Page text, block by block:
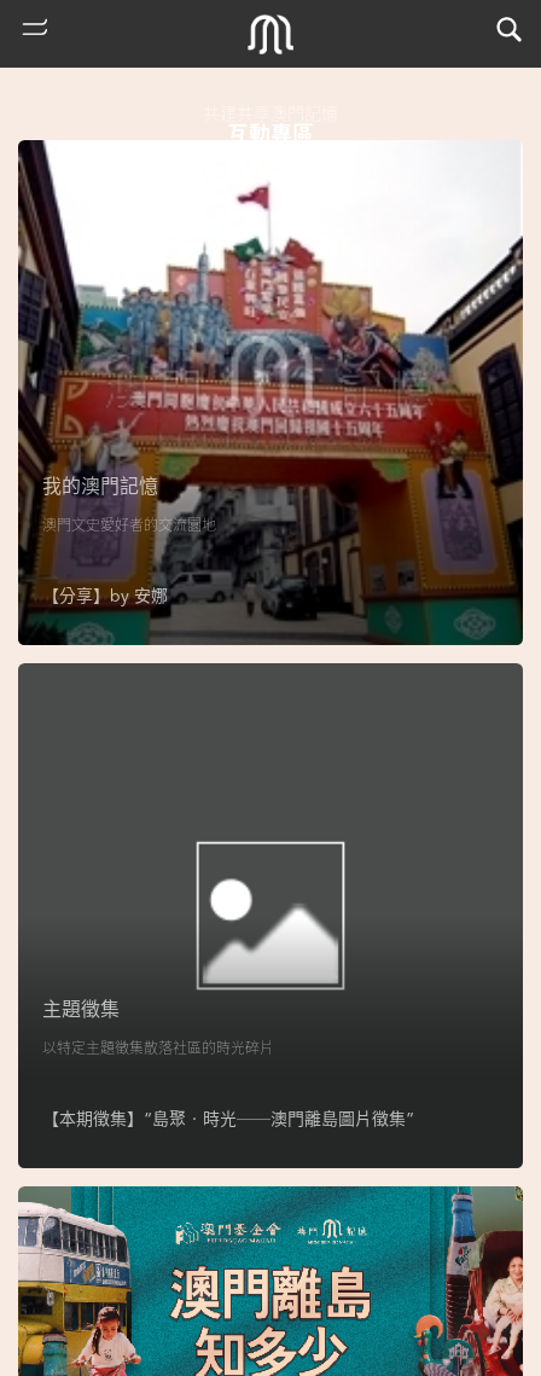
門
搜
索
古
地
圖
媽
閣
互動專區
我的澳門記憶
澳門文史愛好者的交流園地
【分享】by安娜
主題徵集
以特定主題徵集散落社區的時光碎片
【本期徵集】“島聚‧時光──澳門離島圖片徵集”